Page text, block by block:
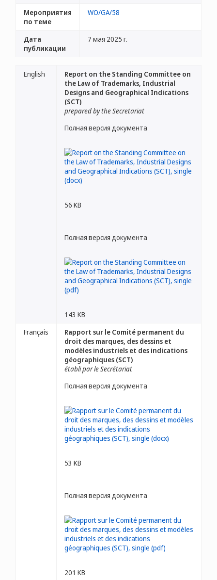
Мероприятия
по теме
WO/GA/58
Дата
публикации
7 мая 2025 г.
English
Report on the Standing Committee on
the Law of Trademarks, Industrial
Designs and Geographical Indications
(SCT)
prepared by the Secretariat
Полная версия документа
56 KB
Полная версия документа
143 KB
Français
Rapport sur le Comité permanent du
droit des marques, des dessins et
modèles industriels et des indications
géographiques (SCT)
établi par le Secrétariat
Полная версия документа
53 KB
Полная версия документа
201 KB